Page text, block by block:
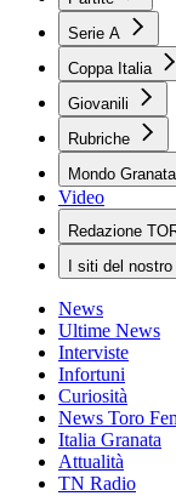
Serie A
Coppa Italia
Giovanili
Rubriche
Mondo Granata
Video
Redazione
I siti del
News
Ultime News
Interviste
Infortuni
Curiosità
News Toro
Italia Granata
Attualità
TN Radio